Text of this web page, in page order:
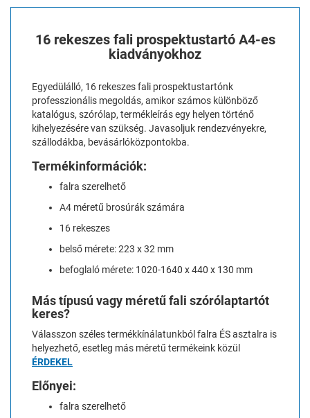
16 rekeszes fali prospektustartó A4-es
kiadványokhoz
Egyedülálló, 16 rekeszes fali prospektustartónk
professzionális megoldás, amikor számos különböző
katalógus, szórólap, termékleírás egy helyen történő
kihelyezésére van szükség. Javasoljuk rendezvényekre,
szállodákba, bevásárlóközpontokba.
Termékinformációk:
falra szerelhető
A4 méretű brosúrák számára
16 rekeszes
belső mérete: 223 x 32 mm
befoglaló mérete: 1020-1640 x 440 x 130 mm
Más típusú vagy méretű fali szórólaptartót
keres?
Válasszon széles termékkínálatunkból falra ÉS asztalra is
helyezhető, esetleg más méretű termékeink közül
ÉRDEKEL
Előnyei:
falra szerelhető